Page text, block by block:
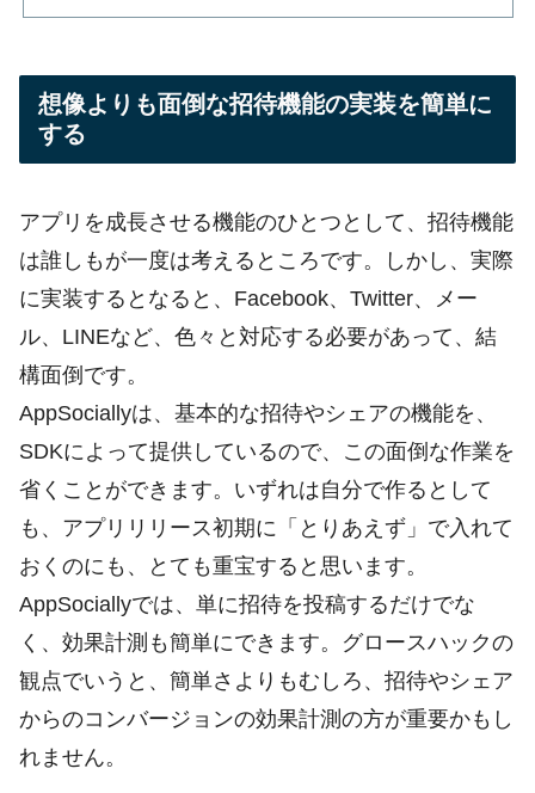
想像よりも面倒な招待機能の実装を簡単に
する
アプリを成長させる機能のひとつとして、招待機能
は誰しもが一度は考えるところです。しかし、実際
に実装するとなると、Facebook、Twitter、メー
ル、LINEなど、色々と対応する必要があって、結
構面倒です。
AppSociallyは、基本的な招待やシェアの機能を、
SDKによって提供しているので、この面倒な作業を
省くことができます。いずれは自分で作るとして
も、アプリリリース初期に「とりあえず」で入れて
おくのにも、とても重宝すると思います。
AppSociallyでは、単に招待を投稿するだけでな
く、効果計測も簡単にできます。グロースハックの
観点でいうと、簡単さよりもむしろ、招待やシェア
からのコンバージョンの効果計測の方が重要かもし
れません。